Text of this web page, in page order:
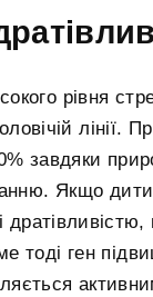
рівня
лінії.
завдяки
Якщо
тоді ген